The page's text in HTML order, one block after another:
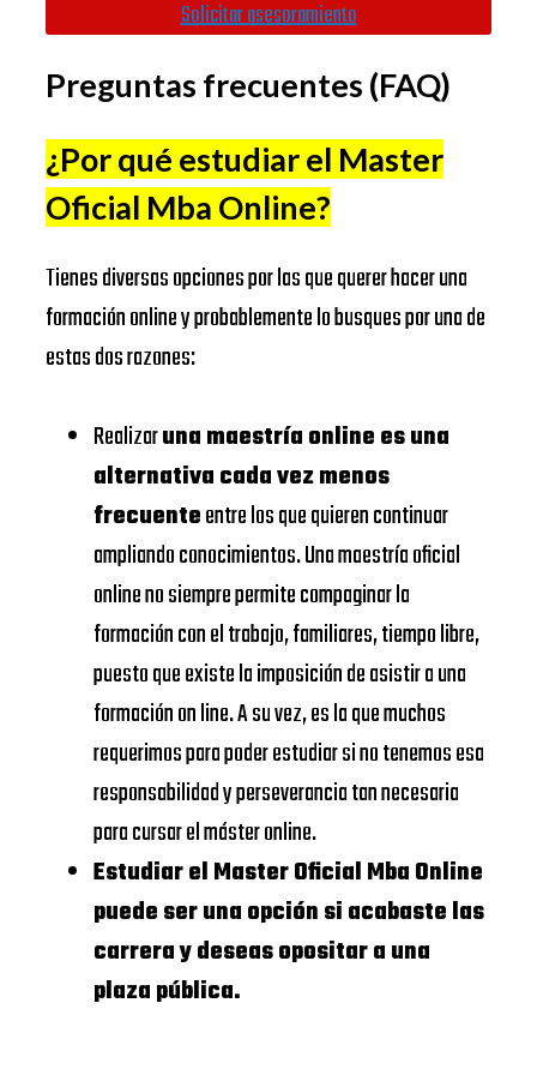
Universitat
Barcelona
Universidad
Complutense
de Madrid
https://www.ucm.es/
Universitat
de Barcelona
https://www.ub.edu/
EADA
Business
School
https://www.eae.es/
URJC
Universidad
Rey Juan
Carlos
https://www.urjc.es/
VIU
Universidad
Internacional
de Valencia
https://
UDIMA https://www.udima.es/
Centros dónde
Master Oficial
Mba Online
BUSINESS
IESE
SCHOOL
SCHOOL
UNIVERSIDAD
DE
NAVARRA –
SCHOOL
OF
ECONOMICS
AND
BUSINESS
UNIVERSIDAD
CALORS III
UNIVERSIDAD
Solicitar asesoramiento
Preguntas frecuentes (FAQ)
¿Por qué estudiar el Master
Oficial Mba Online?
Tienes diversas opciones por las que querer hacer una
formación online y probablemente lo busques por una de
estas dos razones:
Realizaruna maestría online es una
alternativa cada vez menos
frecuenteentre los que quieren continuar
ampliando conocimientos. Una maestría oficial
online no siempre permite compaginar la
formación con el trabajo, familiares, tiempo libre,
puesto que existe la imposición de asistir a una
formación on line. A su vez, es la que muchos
requerimos para poder estudiar si no tenemos esa
responsabilidad y perseverancia tan necesaria
para cursar el máster online.
Estudiar el Master Oficial Mba Online
puede ser una opción si acabaste las
carrera y deseas opositar a una
plaza pública.